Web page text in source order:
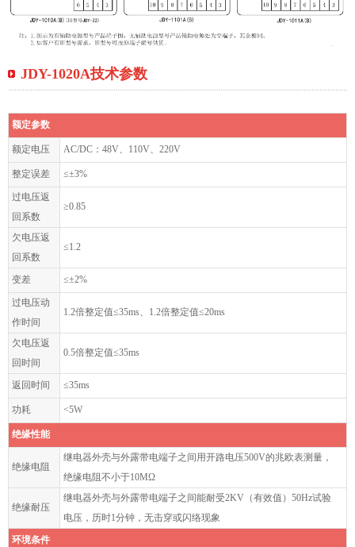
JDY-1020A技术参数
额定参数
额定电压 AC/DC：48V、110V、220V
整定误差 ≤±3%
过电压返
回系数
≥0.85
欠电压返
回系数
≤1.2
变差 ≤±2%
过电压动
作时间
1.2倍整定值≤35ms、1.2倍整定值≤20ms
欠电压返
回时间
0.5倍整定值≤35ms
返回时间 ≤35ms
功耗 <5W
绝缘性能
绝缘电阻
继电器外壳与外露带电端子之间用开路电压500V的兆欧表测量，
绝缘电阻不小于10MΩ
绝缘耐压
继电器外壳与外露带电端子之间能耐受2KV（有效值）50Hz试验
电压，历时1分钟，无击穿或闪络现象
环境条件